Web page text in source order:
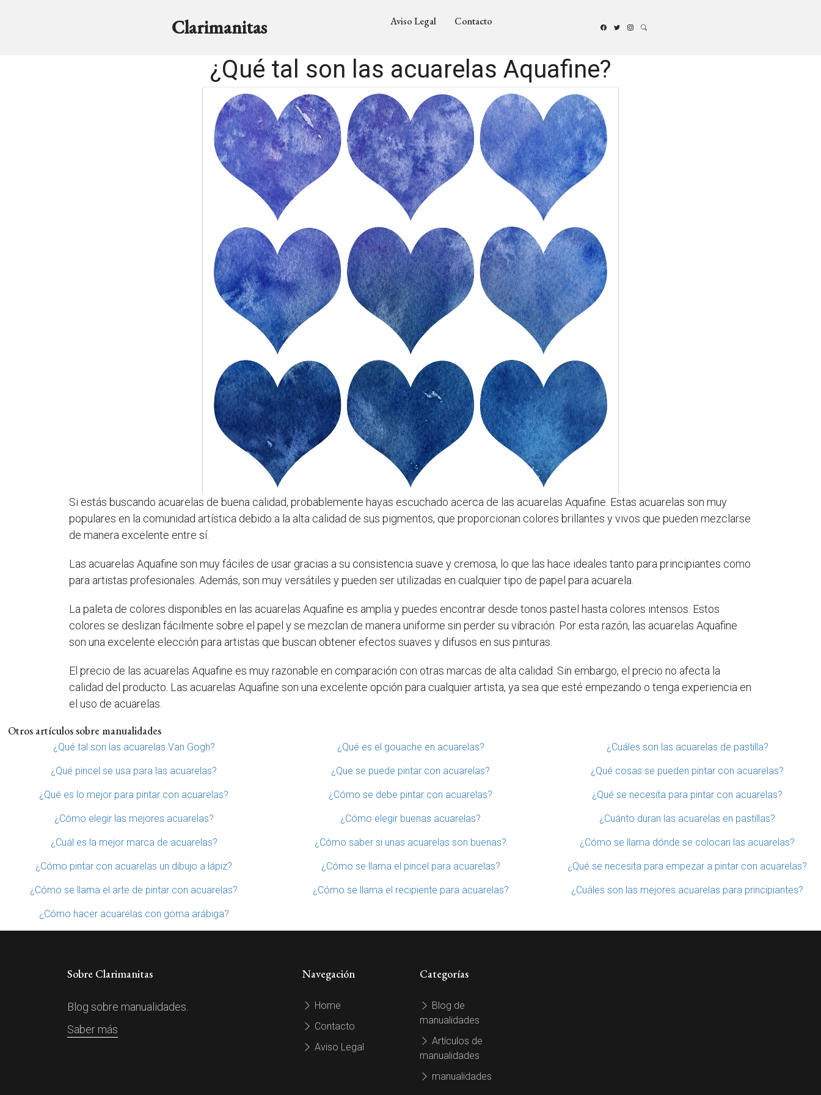
Clarimanitas Aviso Legal Contacto
¿Qué tal son las acuarelas Aquafine?
Si estás buscando acuarelas de buena calidad, probablemente hayas escuchado acerca de las acuarelas Aquafine. Estas acuarelas son muy
populares en la comunidad artística debido a la alta calidad de sus pigmentos, que proporcionan colores brillantes y vivos que pueden mezclarse
de manera excelente entre sí.
Las acuarelas Aquafine son muy fáciles de usar gracias a su consistencia suave y cremosa, lo que las hace ideales tanto para principiantes como
para artistas profesionales. Además, son muy versátiles y pueden ser utilizadas en cualquier tipo de papel para acuarela.
La paleta de colores disponibles en las acuarelas Aquafine es amplia y puedes encontrar desde tonos pastel hasta colores intensos. Estos
colores se deslizan fácilmente sobre el papel y se mezclan de manera uniforme sin perder su vibración. Por esta razón, las acuarelas Aquafine
son una excelente elección para artistas que buscan obtener efectos suaves y difusos en sus pinturas.
El precio de las acuarelas Aquafine es muy razonable en comparación con otras marcas de alta calidad. Sin embargo, el precio no afecta la
calidad del producto. Las acuarelas Aquafine son una excelente opción para cualquier artista, ya sea que esté empezando o tenga experiencia en
el uso de acuarelas.
Otros artículos sobre manualidades
¿Qué tal son las acuarelas Van Gogh? ¿Qué es el gouache en acuarelas? ¿Cuáles son las acuarelas de pastilla?
¿Qué pincel se usa para las acuarelas? ¿Que se puede pintar con acuarelas? ¿Qué cosas se pueden pintar con acuarelas?
¿Qué es lo mejor para pintar con acuarelas? ¿Cómo se debe pintar con acuarelas? ¿Qué se necesita para pintar con acuarelas?
¿Cómo elegir las mejores acuarelas? ¿Cómo elegir buenas acuarelas? ¿Cuánto duran las acuarelas en pastillas?
¿Cuál es la mejor marca de acuarelas? ¿Cómo saber si unas acuarelas son buenas? ¿Cómo se llama dónde se colocan las acuarelas?
¿Cómo pintar con acuarelas un dibujo a lápiz? ¿Cómo se llama el pincel para acuarelas? ¿Qué se necesita para empezar a pintar con acuarelas?
¿Cómo se llama el arte de pintar con acuarelas? ¿Cómo se llama el recipiente para acuarelas? ¿Cuáles son las mejores acuarelas para principiantes?
¿Cómo hacer acuarelas con goma arábiga?
Sobre Clarimanitas
Blog sobre manualidades.
Saber más
Navegación
Home
Contacto
Aviso Legal
Categorías
Blog de
manualidades
Artículos de
manualidades
manualidades